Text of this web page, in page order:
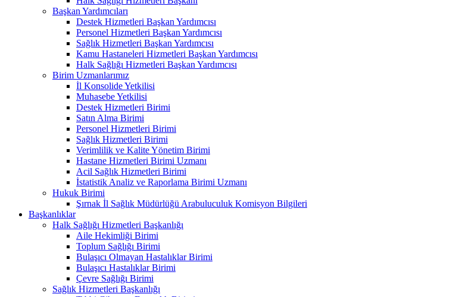
Başkan Yardımcıları
Destek Hizmetleri Başkan Yardımcısı
Personel Hizmetleri Başkan Yardımcısı
Sağlık Hizmetleri Başkan Yardımcısı
Kamu Hastaneleri Hizmetleri Başkan Yardımcısı
Halk Sağlığı Hizmetleri Başkan Yardımcısı
Birim Uzmanlarımız
İl Konsolide Yetkilisi
Muhasebe Yetkilisi
Destek Hizmetleri Birimi
Satın Alma Birimi
Personel Hizmetleri Birimi
Sağlık Hizmetleri Birimi
Verimlilik ve Kalite Yönetim Birimi
Hastane Hizmetleri Birimi Uzmanı
Acil Sağlık Hizmetleri Birimi
İstatistik Analiz ve Raporlama Birimi Uzmanı
Hukuk Birimi
Şırnak İl Sağlık Müdürlüğü Arabuluculuk Komisyon Bilgileri
Başkanlıklar
Halk Sağlığı Hizmetleri Başkanlığı
Aile Hekimliği Birimi
Toplum Sağlığı Birimi
Bulaşıcı Olmayan Hastalıklar Birimi
Bulaşıcı Hastalıklar Birimi
Çevre Sağlığı Birimi
Sağlık Hizmetleri Başkanlığı